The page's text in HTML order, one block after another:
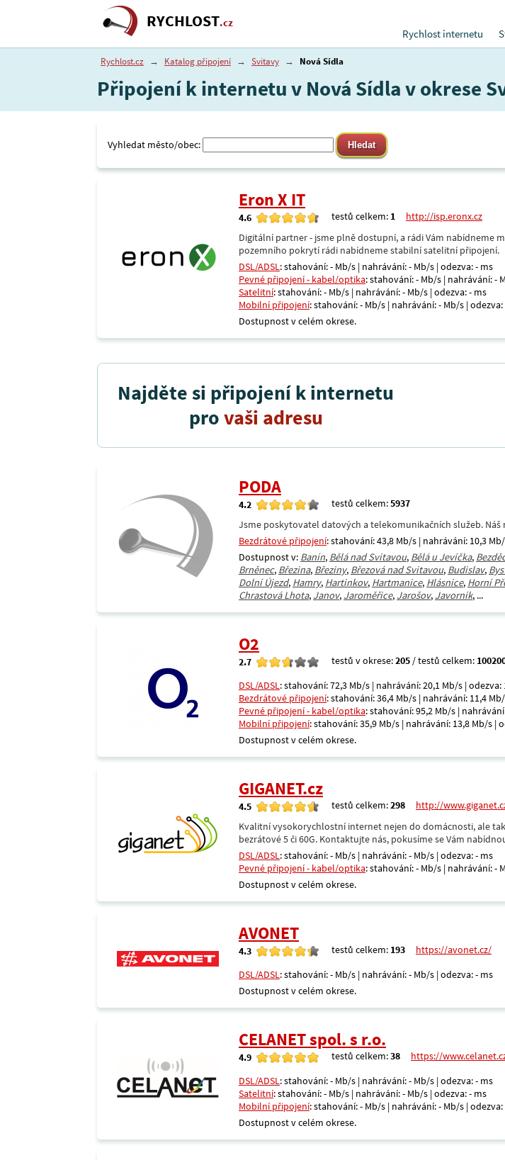
RYCHLOST.cz
Rychlost internetu
Rychlost.cz → Katalog připojení → Svitavy → Nová Sídla
Připojení k internetu v Nová Sídla v okrese
Vyhledat město/obec:
Eron X IT
4.6 testů celkem: 1
http://isp.eronx.cz
Digitální partner - jsme plně dostupní, a rádi Vám nabídneme
pozemního pokrytí rádi nabídneme stabilní satelitní připojení.
DSL/ADSL: stahování: - Mb/s | nahrávání: - Mb/s | odezva: - ms
Pevné připojení - kabel/optika: stahování: - Mb/s | nahrávání: -
Satelitní: stahování: - Mb/s | nahrávání: - Mb/s | odezva: - ms
Mobilní připojení: stahování: - Mb/s | nahrávání: - Mb/s | odezva:
Dostupnost v celém okrese.
Najděte si připojení k internetu
provaši adresu
PODA
4.2 testů celkem:5937
Jsme poskytovatel datových a telekomunikačních služeb.
Bezdrátové připojení: stahování: 43,8 Mb/s | nahrávání: 10,3
Dostupnost v: Banín, Bělá nad Svitavou, Bělá u Jevíčka,
Brněnec, Březina, Březiny, Březová nad Svitavou, Budislav,
Dolní Újezd, Hamry, Hartinkov, Hartmanice, Hlásnice, Horní
Chrastová Lhota, Janov, Jaroměřice, Jarošov, Javorník, ...
O2
2.7 testů v okrese:205 / testů celkem:
DSL/ADSL: stahování: 72,3 Mb/s | nahrávání: 20,1 Mb/s | odezva:
Bezdrátové připojení: stahování: 36,4 Mb/s | nahrávání: 11,4
Pevné připojení - kabel/optika: stahování: 95,2 Mb/s |
Mobilní připojení: stahování: 35,9 Mb/s | nahrávání: 13,8 Mb/s |
Dostupnost v celém okrese.
GIGANET.cz
4.5 testů celkem:298
http://
Kvalitní vysokorychlostní internet nejen do domácnosti, ale
bezrátové 5 či 60G. Kontaktujte nás, pokusíme se Vám
DSL/ADSL: stahování: - Mb/s | nahrávání: - Mb/s | odezva: - ms
Pevné připojení - kabel/optika: stahování: - Mb/s | nahrávání: -
Dostupnost v celém okrese.
AVONET
4.3 testů celkem: 193
https://avonet.cz/
DSL/ADSL: stahování: - Mb/s | nahrávání: - Mb/s | odezva: - ms
Dostupnost v celém okrese.
CELANET spol. s r.o.
4.9 testů celkem:38
https://
DSL/ADSL: stahování: - Mb/s | nahrávání: - Mb/s | odezva: - ms
Satelitní: stahování: - Mb/s | nahrávání: - Mb/s | odezva: - ms
Mobilní připojení: stahování: - Mb/s | nahrávání: - Mb/s | odezva:
Dostupnost v celém okrese.